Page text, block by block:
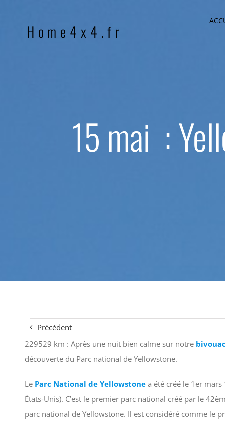
Home4x4.fr
15 mai :
Précédent
229529 km : Après une nuit bien calme sur notre bivouac
découverte du Parc national de Yellowstone.
Le Parc National de Yellowstonea été créé le 1er mars
États-Unis). C’est le premier parc national créé par le
parc national de Yellowstone. Il est considéré comme le